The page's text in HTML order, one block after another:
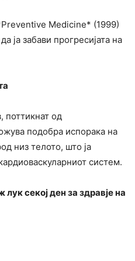
Medicine* (1999)
ја забави прогресијата на
поттикнат од
подобра испорака на
низ телото, што ја
систем.
секој ден за здравје на